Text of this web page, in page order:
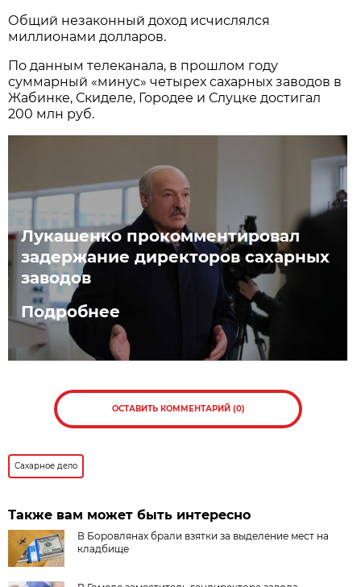
Общий незаконный доход исчислялся
миллионами долларов.
По данным телеканала, в прошлом году
суммарный «минус» четырех сахарных заводов в
Жабинке, Скиделе, Городее и Слуцке достигал
200 млн руб.
Лукашенко прокомментировал
задержание директоров сахарных
заводов
Подробнее
ОСТАВИТЬ КОММЕНТАРИЙ (0)
Сахарное дело
Также вам может быть интересно
В Боровлянах брали взятки за выделение мест на
кладбище